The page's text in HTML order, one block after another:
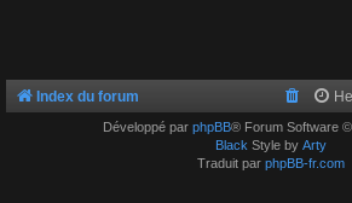
Index du forum
Développé par phpBB® Forum Software
Black Style by Arty
Traduit par phpBB-fr.com